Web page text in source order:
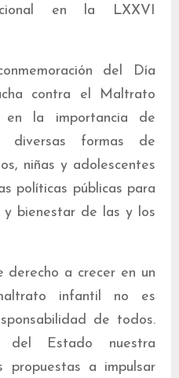
en la LXXVI
del Día
contra el Maltrato
en la importancia de
diversas formas de
niñas y adolescentes
políticas públicas para
bienestar de las y los
derecho a crecer en un
infantil no es
de todos.
del Estado nuestra
propuestas a impulsar